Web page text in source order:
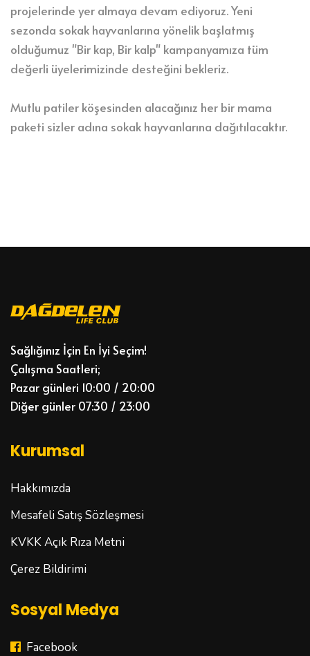
projelerinde yer almaya devam ediyoruz. Yeni
sezonda sokak hayvanlarına yönelik başlatmış
olduğumuz "Bir kap, Bir kalp" kampanyamıza tüm
değerli üyelerimizinde desteğini bekleriz.
Mutlu patiler köşesinden alacağınız her bir mama
paketi sizler adına sokak hayvanlarına dağıtılacaktır.
Sağlığınız İçin En İyi Seçim!
Çalışma Saatleri;
Pazar günleri 10:00 / 20:00
Diğer günler 07:30 / 23:00
Kurumsal
Hakkımızda
Mesafeli Satış Sözleşmesi
KVKK Açık Rıza Metni
Çerez Bildirimi
Sosyal Medya
Facebook